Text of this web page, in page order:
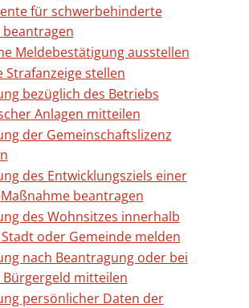
für schwerbehinderte
beantragen
Meldebestätigung ausstellen
Strafanzeige stellen
bezüglich des Betriebs
Anlagen mitteilen
der Gemeinschaftslizenz
des Entwicklungsziels einer
beantragen
des Wohnsitzes innerhalb
oder Gemeinde melden
nach Beantragung oder bei
Bürgergeld mitteilen
persönlicher Daten der